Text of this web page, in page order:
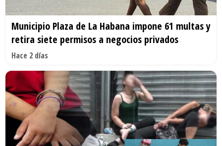
Municipio Plaza de La Habana impone 61 multas y
retira siete permisos a negocios privados
Hace 2 días